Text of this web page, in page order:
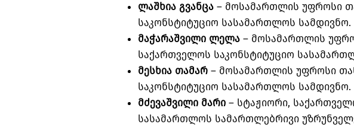
ლაშხია გვანცა – მოსამართლის უფროსი
საკონსტიტუციო სასამართლოს სამდივნო.
მაჭარაშვილი ლელა – მოსამართლის
საქართველოს საკონსტიტუციო
მესხია თამარ – მოსამართლის უფროსი
საკონსტიტუციო სასამართლოს სამდივნო.
მძევაშვილი მარი – სტაჟიორი,
სასამართლოს სამართლებრივი